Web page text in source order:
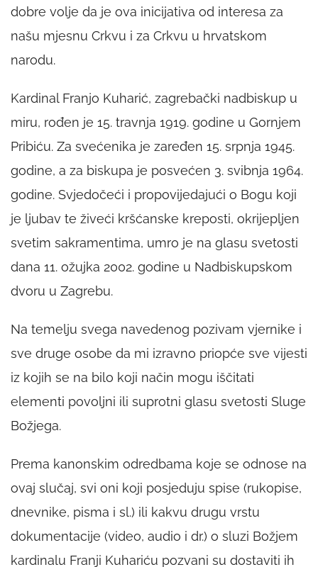
dobre volje da je ova inicijativa od interesa za
našu mjesnu Crkvu i za Crkvu u hrvatskom
narodu.
Kardinal Franjo Kuharić, zagrebački nadbiskup u
miru, rođen je 15. travnja 1919. godine u Gornjem
Pribiću. Za svećenika je zaređen 15. srpnja 1945.
godine, a za biskupa je posvećen 3. svibnja 1964.
godine. Svjedočeći i propovijedajući o Bogu koji
je ljubav te živeći kršćanske kreposti, okrijepljen
svetim sakramentima, umro je na glasu svetosti
dana 11. ožujka 2002. godine u Nadbiskupskom
dvoru u Zagrebu.
Na temelju svega navedenog pozivam vjernike i
sve druge osobe da mi izravno priopće sve vijesti
iz kojih se na bilo koji način mogu iščitati
elementi povoljni ili suprotni glasu svetosti Sluge
Božjega.
Prema kanonskim odredbama koje se odnose na
ovaj slučaj, svi oni koji posjeduju spise (rukopise,
dnevnike, pisma i sl.) ili kakvu drugu vrstu
dokumentacije (video, audio i dr.) o sluzi Božjem
kardinalu Franji Kuhariću pozvani su dostaviti ih